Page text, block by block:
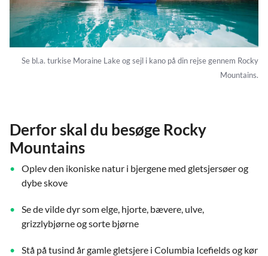
Se bl.a. turkise Moraine Lake og sejl i kano på din rejse gennem Rocky
Mountains.
Derfor skal du besøge Rocky
Mountains
Oplev den ikoniske natur i bjergene med gletsjersøer og
dybe skove
Se de vilde dyr som elge, hjorte, bævere, ulve,
grizzlybjørne og sorte bjørne
Stå på tusind år gamle gletsjere i Columbia Icefields og kør